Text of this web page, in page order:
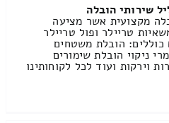
שירותי הובלה
מקצועית אשר מציעה
טריילר ופול טריילר
כוללים: הובלת משטחים
ניקוי הובלת שימורים
וירקות ועוד לכל לקוחותינו